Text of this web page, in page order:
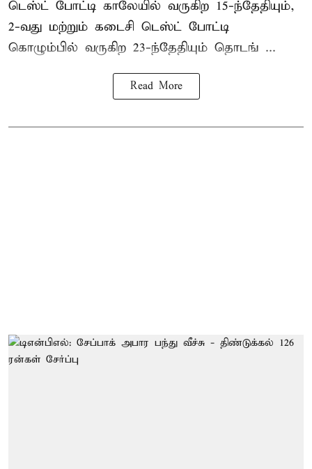
டெஸ்ட் போட்டி காலேயில் வருகிற 15-ந்தேதியும்,
2-வது மற்றும் கடைசி டெஸ்ட் போட்டி
கொழும்பில் வருகிற 23-ந்தேதியும் தொடங் ...
Read More